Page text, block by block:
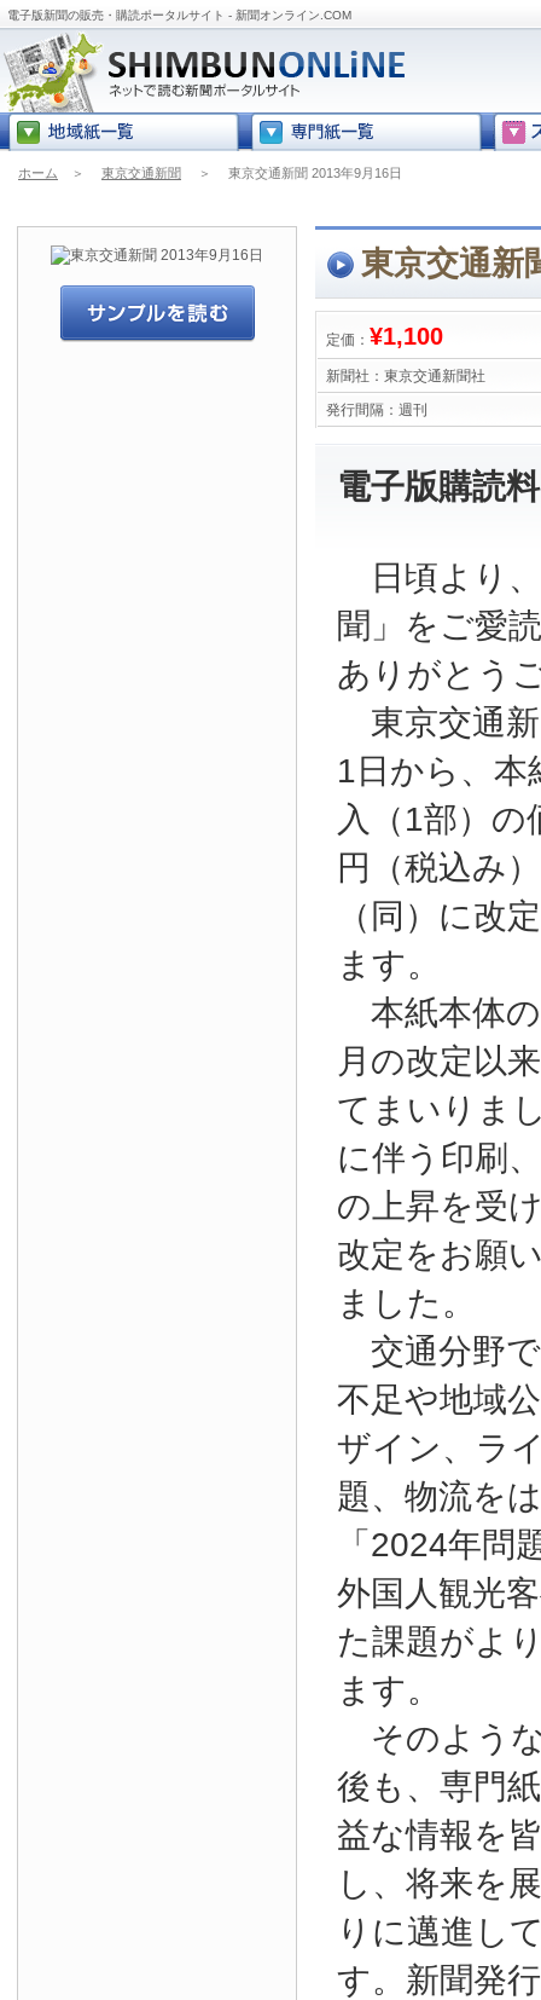
電子版新聞の販売・購読ポータルサイト - 新聞オンライン.COM
ホーム ＞ 東京交通新聞 ＞ 東京交通新聞 2013年9月16日
東京交通新
定価： ¥1,100
新聞社： 東京交通新聞社
発行間隔： 週刊
電子版購読
日頃より
聞」をご愛
ありがとう
東京交通
1日から、本
入（1部）
円（税込み
（同）に改
ます。
本紙本体
月の改定以
てまいりま
に伴う印刷
の上昇を受
改定をお願
ました。
交通分野
不足や地域
ザイン、ラ
題、物流を
「2024年問
外国人観光
た課題がよ
ます。
そのよう
後も、専門
益な情報を
し、将来を
りに邁進し
す。新聞発